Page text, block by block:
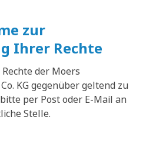
zur
Ihrer Rechte
der Moers
KG gegenüber geltend zu
per Post oder E-Mail an
Stelle.